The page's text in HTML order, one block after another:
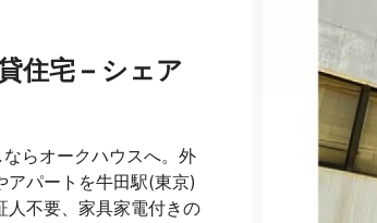
住宅 – シェア
らオークハウスへ。外
アパートを牛田駅(東京)
人不要、家具家電付きの